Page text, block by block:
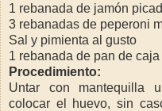
1 rebanada de jamón
3 rebanadas de peperoni
Sal y pimienta al gusto
1 rebanada de pan de
Procedimiento:
Untar con mantequilla
colocar el huevo, sin